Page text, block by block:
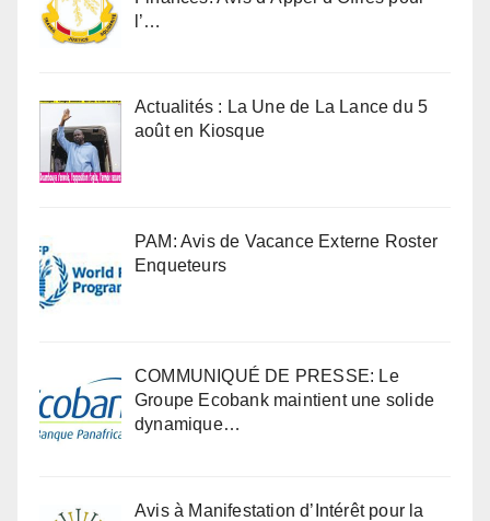
l’…
Actualités : La Une de La Lance du 5
août en Kiosque
PAM: Avis de Vacance Externe Roster
Enqueteurs
COMMUNIQUÉ DE PRESSE: Le
Groupe Ecobank maintient une solide
dynamique…
Avis à Manifestation d’Intérêt pour la